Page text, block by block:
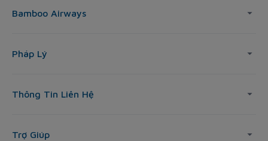
Bamboo Airways
Pháp Lý
Thông Tin Liên Hệ
Trợ Giúp